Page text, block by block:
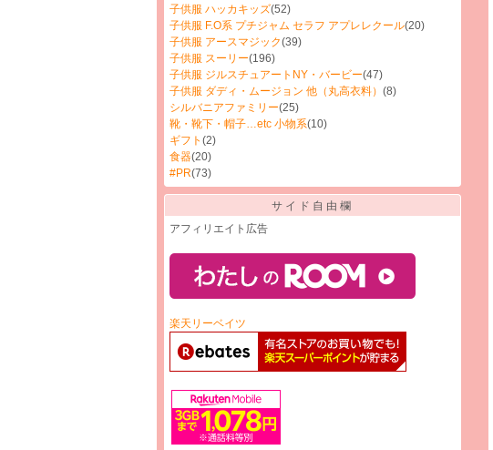
子供服 ハッカキッズ(52)
子供服 F.O系 プチジャム セラフ アプレレクール(20)
子供服 アースマジック(39)
子供服 スーリー(196)
子供服 ジルスチュアートNY・バービー(47)
子供服 ダディ・ムージョン 他（丸高衣料） (8)
シルバニアファミリー(25)
靴・靴下・帽子…etc 小物系(10)
ギフト (2)
食器(20)
#PR(73)
サイド自由欄
アフィリエイト広告
楽天リーベイツ